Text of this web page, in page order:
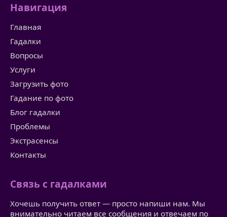
Навигация
Главная
Гадалки
Вопросы
Услуги
Загрузить фото
Гадание по фото
Блог гадалки
Проблемы
Экстрасенсы
Контакты
Связь с гадалками
Хочешь получить ответ — просто напиши нам. Мы
внимательно читаем все сообщения и отвечаем по